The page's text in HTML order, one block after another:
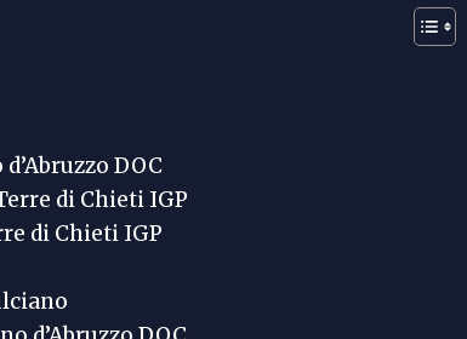
DOC
di Chieti IGP
di Chieti IGP